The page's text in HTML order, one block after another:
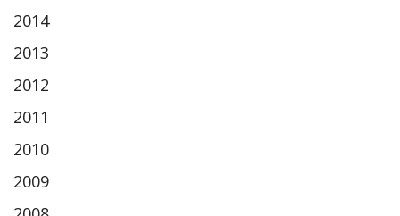
2014
2013
2012
2011
2010
2009